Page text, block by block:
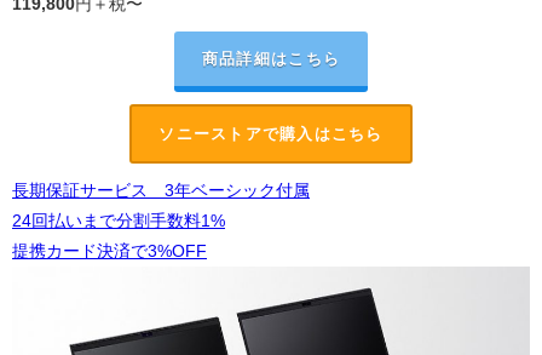
119,800円 ＋税〜
商品詳細はこちら
ソニーストアで購入はこちら
長期保証サービス 3年ベーシック付属
24回払いまで分割手数料1%
提携カード決済で3%OFF